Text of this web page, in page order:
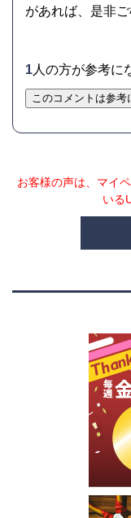
があれば、是非
1人の方が参考に
このコメントは参考
お客様の声は、マイ
いる